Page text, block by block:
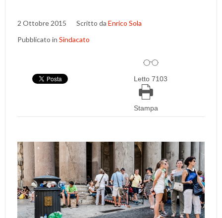
2 Ottobre 2015 Scritto da Enrico Sola
Pubblicato in Sindacato
Letto 7103
Stampa